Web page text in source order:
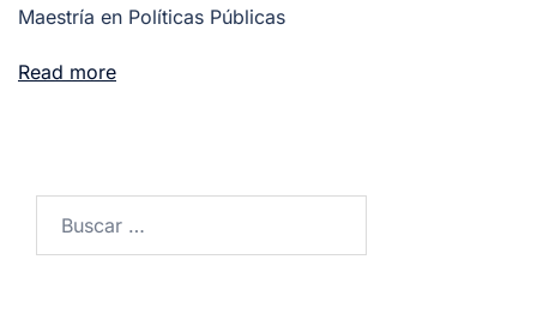
Maestría en Políticas Públicas
Read more